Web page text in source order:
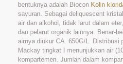
bentuknya adalah Biocon Kolin
sayuran. Sebagai deliquescent
air dan alkohol, tidak larut dalam
dan pelarut organik lainnya. Benar-
airnya diukur CA. 650G/L. Distribusi
Mackay tingkat I menunjukkan air
kompartemen. Jumlah dalam